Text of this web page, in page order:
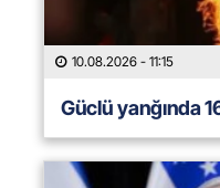
10.08.2026 - 11:15
Güclü yanğında